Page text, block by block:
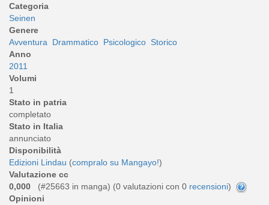
Categoria
Seinen
Genere
Avventura
Drammatico Psicologico Storico
Anno
2011
Volumi
1
Stato in patria
completato
Stato in Italia
annunciato
Disponibilità
Edizioni Lindau (compralo su Mangayo!)
Valutazione cc
0,000
(#25663 in manga) (0 valutazioni con 0 recensioni)
Opinioni